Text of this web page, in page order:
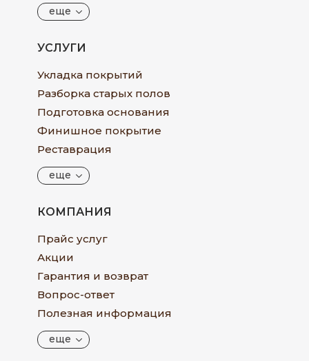
еще
УСЛУГИ
Укладка покрытий
Разборка старых полов
Подготовка основания
Финишное покрытие
Реставрация
еще
КОМПАНИЯ
Прайс услуг
Акции
Гарантия и возврат
Вопрос-ответ
Полезная информация
еще